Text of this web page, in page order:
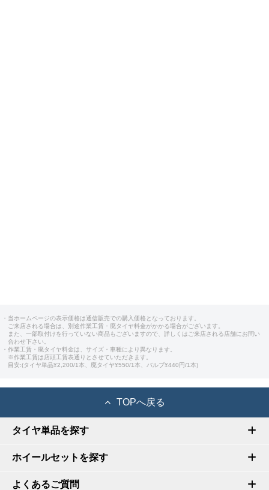
・当ホームページの表示価格は通信販売での購入価格となっております。
ご来店される場合は、別途作業工賃・廃タイヤ料金がかかる場合がございます。
また、一部取付けを行っていない商品もございますので、詳しくはご来店される店舗にお問い
合わせ下さい。
・作業工賃・廃タイヤ料金は、サイズ・車種により異なります。
※作業工賃は店頭工賃表通りとさせていただきます。
目安:(タイヤ単品¥2,200/1本、廃タイヤ¥550/1本、バルブ¥440円/1本)
TOPへ戻る
タイヤ単品を探す
ホイールセットを探す
よくあるご質問